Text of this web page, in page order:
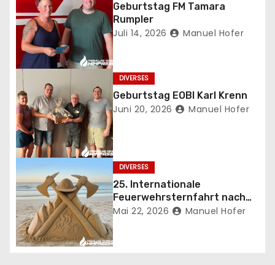
a
g
s
n
a
v
i
g
a
Geburtstag FM Tamara
Rumpler
Juli 14, 2026 Manuel Hofer
DIVERSES
Geburtstag EOBI Karl Krenn
Juni 20, 2026 Manuel Hofer
DIVERSES
25. Internationale
Feuerwehrsternfahrt nach
Grado
Mai 22, 2026 Manuel Hofer